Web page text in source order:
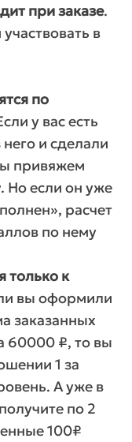
при заказе.
в
по
у вас есть
и сделали
привяжем
Но если он уже
расчет
по нему
только к
вы оформили
заказанных
60000 ₽, то вы
1 за
А уже в
по 2
100₽